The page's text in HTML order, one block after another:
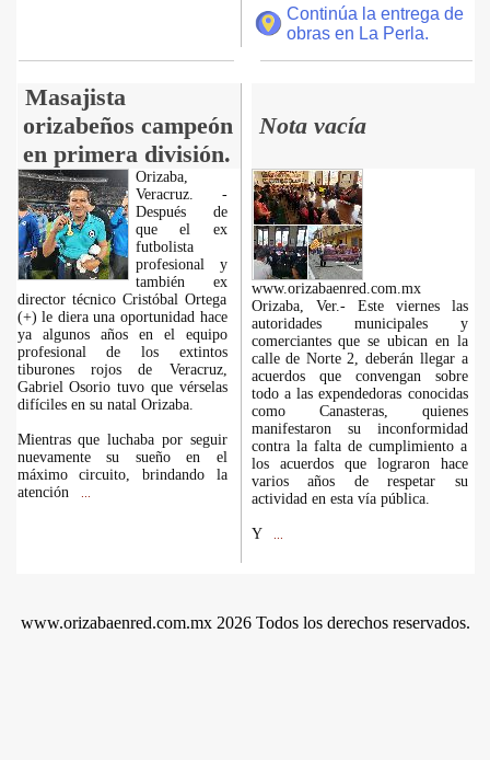
Continúa la entrega de
obras en La Perla.
Masajista
orizabeños campeón
en primera división.
Nota vacía
Orizaba,
Veracruz. -
Después de
que el ex
futbolista
profesional y
también ex
director técnico Cristóbal Ortega
(+) le diera una oportunidad hace
ya algunos años en el equipo
profesional de los extintos
tiburones rojos de Veracruz,
Gabriel Osorio tuvo que vérselas
difíciles en su natal Orizaba.
Mientras que luchaba por seguir
nuevamente su sueño en el
máximo circuito, brindando la
atención
www.orizabaenred.com.mx
Orizaba, Ver.- Este viernes las
autoridades municipales y
comerciantes que se ubican en la
calle de Norte 2, deberán llegar a
acuerdos que convengan sobre
todo a las expendedoras conocidas
como Canasteras, quienes
manifestaron su inconformidad
contra la falta de cumplimiento a
los acuerdos que lograron hace
varios años de respetar su
actividad en esta vía pública.
Y
www.orizabaenred.com.mx 2026 Todos los derechos reservados.